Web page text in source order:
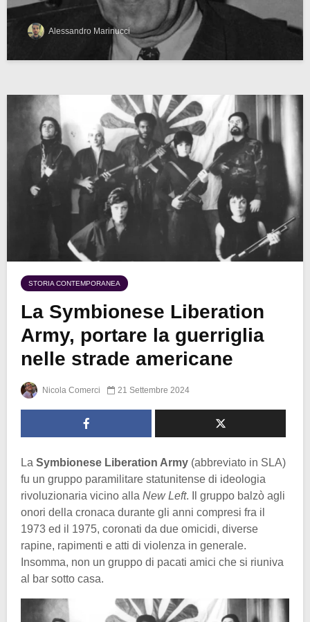
Alessandro Marinucci
STORIA CONTEMPORANEA
La Symbionese Liberation
Army, portare la guerriglia
nelle strade americane
Nicola Comerci 21 Settembre 2024
La Symbionese Liberation Army (abbreviato in SLA)
fu un gruppo paramilitare statunitense di ideologia
rivoluzionaria vicino alla New Left. Il gruppo balzò agli
onori della cronaca durante gli anni compresi fra il
1973 ed il 1975, coronati da due omicidi, diverse
rapine, rapimenti e atti di violenza in generale.
Insomma, non un gruppo di pacati amici che si riuniva
al bar sotto casa.